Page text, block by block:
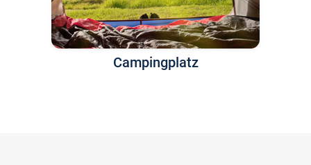
Campingplatz